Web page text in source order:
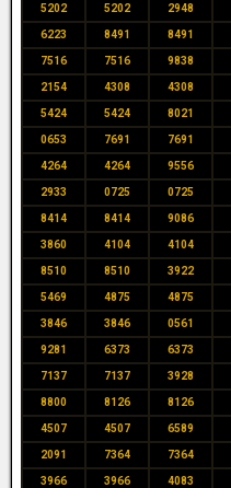
5202 5202 2948
6223 8491 8491
7516 7516 9838
2154 4308 4308
5424 5424 8021
0653 7691 7691
4264 4264 9556
2933 0725 0725
8414 8414 9086
3860 4104 4104
8510 8510 3922
5469 4875 4875
3846 3846 0561
9281 6373 6373
7137 7137 3928
8800 8126 8126
4507 4507 6589
2091 7364 7364
3966 3966 4083